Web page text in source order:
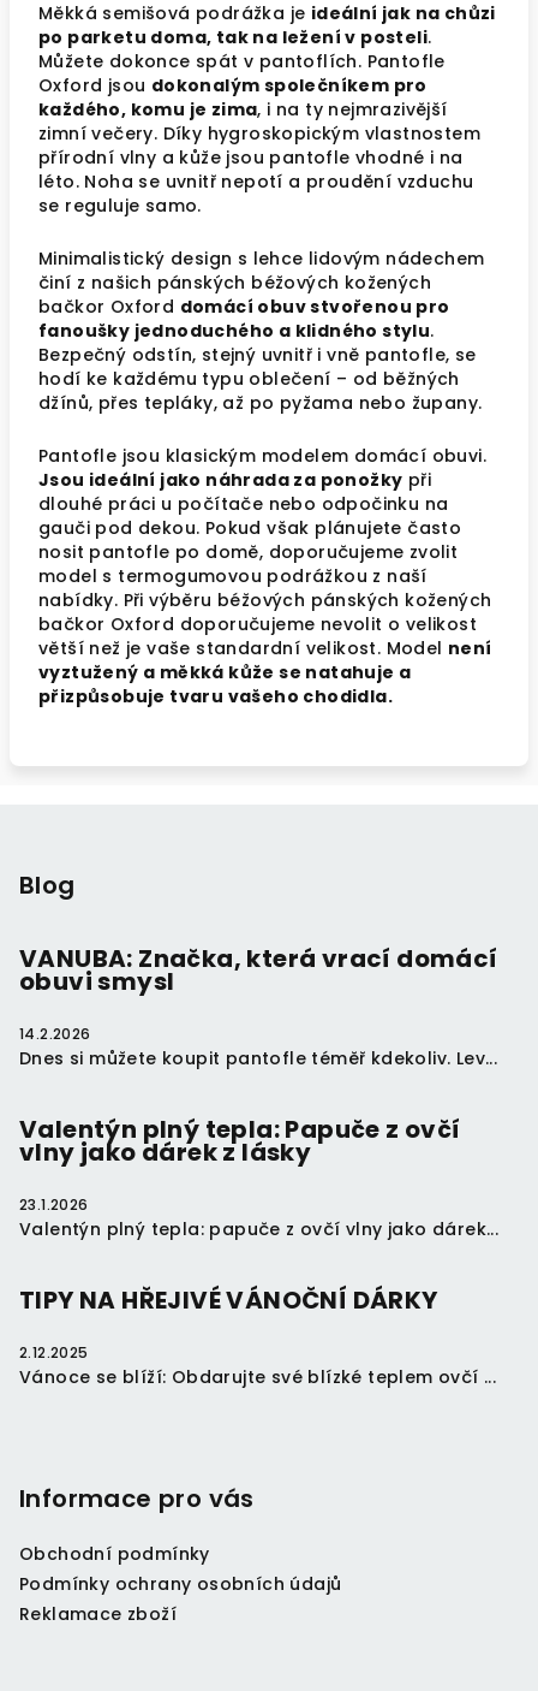
Měkká semišová podrážka je ideální jak na chůzi
po parketu doma, tak na ležení v posteli.
Můžete dokonce spát v pantoflích. Pantofle
Oxford jsou dokonalým společníkem pro
každého, komu je zima, i na ty nejmrazivější
zimní večery. Díky hygroskopickým vlastnostem
přírodní vlny a kůže jsou pantofle vhodné i na
léto. Noha se uvnitř nepotí a proudění vzduchu
se reguluje samo.
Minimalistický design s lehce lidovým nádechem
činí z našich pánských béžových kožených
bačkor Oxford domácí obuv stvořenou pro
fanoušky jednoduchého a klidného stylu.
Bezpečný odstín, stejný uvnitř i vně pantofle, se
hodí ke každému typu oblečení – od běžných
džínů, přes tepláky, až po pyžama nebo župany.
Pantofle jsou klasickým modelem domácí obuvi.
Jsou ideální jako náhrada za ponožky při
dlouhé práci u počítače nebo odpočinku na
gauči pod dekou. Pokud však plánujete často
nosit pantofle po domě, doporučujeme zvolit
model s termogumovou podrážkou z naší
nabídky. Při výběru béžových pánských kožených
bačkor Oxford doporučujeme nevolit o velikost
větší než je vaše standardní velikost. Model není
vyztužený a měkká kůže se natahuje a
přizpůsobuje tvaru vašeho chodidla.
Blog
VANUBA: Značka, která vrací domácí
obuvi smysl
14.2.2026
Dnes si můžete koupit pantofle téměř kdekoliv. Lev...
Valentýn plný tepla: Papuče z ovčí
vlny jako dárek z lásky
23.1.2026
Valentýn plný tepla: papuče z ovčí vlny jako dárek...
TIPY NA HŘEJIVÉ VÁNOČNÍ DÁRKY
2.12.2025
Vánoce se blíží: Obdarujte své blízké teplem ovčí ...
Informace pro vás
Obchodní podmínky
Podmínky ochrany osobních údajů
Reklamace zboží